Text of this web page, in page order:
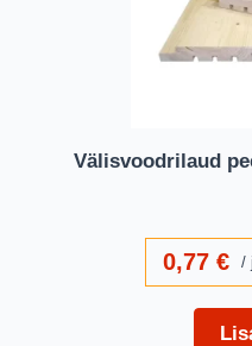
Välisvoodrilaud
0,77 €